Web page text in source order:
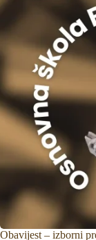
Obavijest – izborni